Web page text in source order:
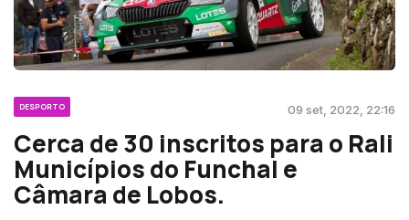
DESPORTO 09 set, 2022, 22:16
Cerca de 30 inscritos para o Rali
Municípios do Funchal e
Câmara de Lobos.